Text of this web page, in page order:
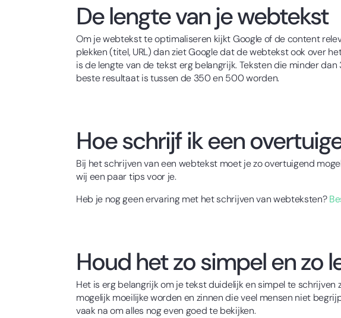
De lengte van je webtekst
Om je webtekst te optimaliseren kijkt Google of de content
plekken (titel, URL) dan ziet Google dat de webtekst ook over
is de lengte van de tekst erg belangrijk. Teksten die minder
beste resultaat is tussen de 350 en 500 worden.
Hoe schrijf ik een
Bij het schrijven van een webtekst moet je zo overtuigend
wij een paar tips voor je.
Heb je nog geen ervaring met het schrijven van webteksten?
Houd het zo simpel en zo
Het is erg belangrijk om je tekst duidelijk en simpel te
mogelijk moeilijke worden en zinnen die veel mensen niet
vaak na om alles nog even goed te bekijken.